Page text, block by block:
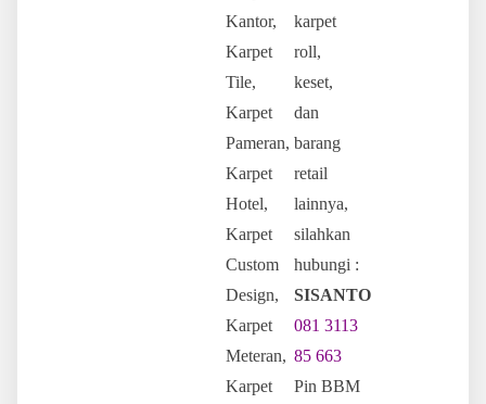
karpet
roll,
keset,
dan
barang
retail
lainnya,
silahkan
hubungi :
SISANTO
081 3113
85 663
Pin BBM
Kantor,
Karpet
Tile,
Karpet
Pameran,
Karpet
Hotel,
Karpet
Custom
Design,
Karpet
Meteran,
Karpet